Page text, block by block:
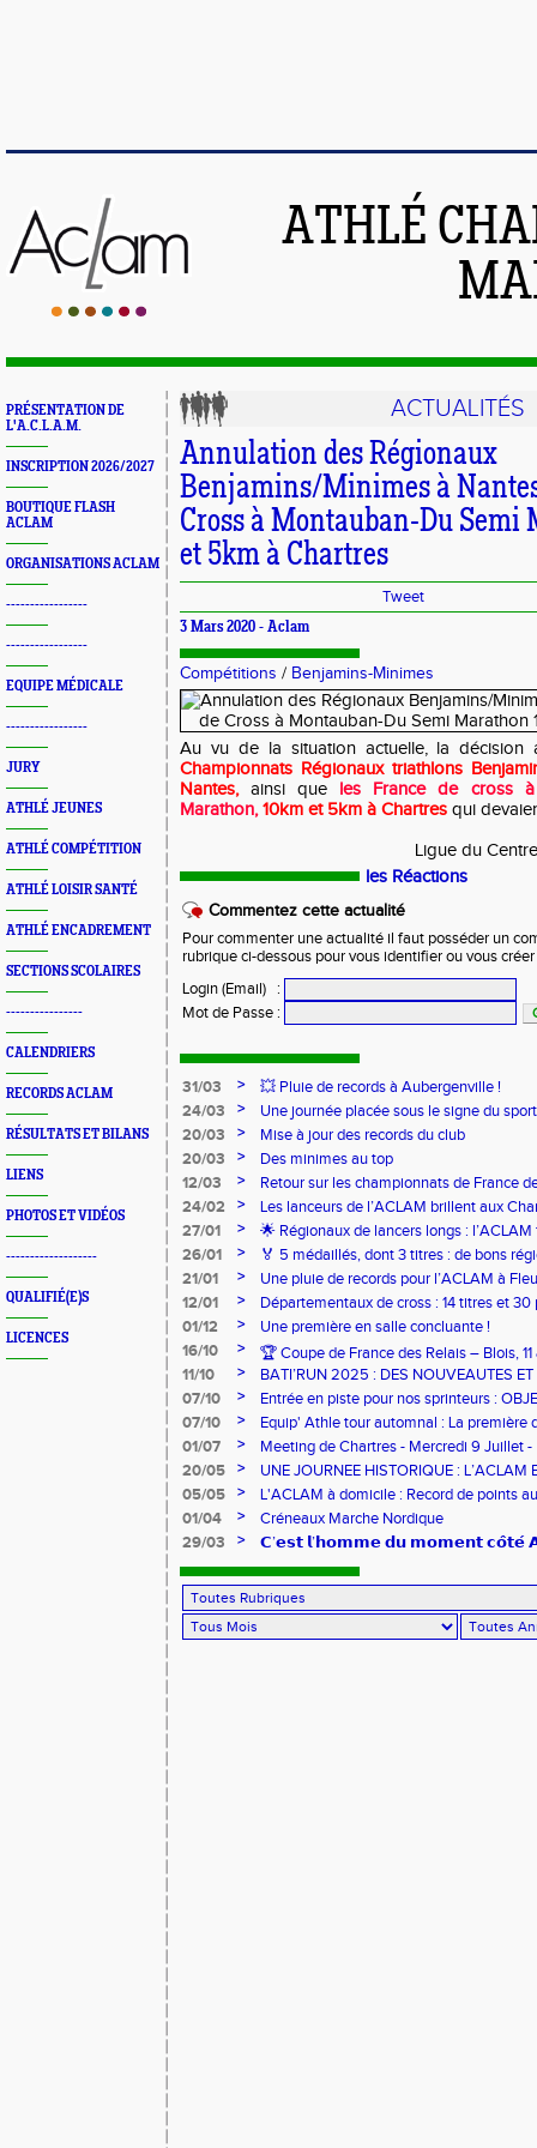
ATHLÉ
PRÉSENTATION DE
L'A.C.L.A.M.
INSCRIPTION 2026/2027
BOUTIQUE FLASH
ACLAM
ORGANISATIONS ACLAM
-----------------
-----------------
EQUIPE MÉDICALE
-----------------
JURY
ATHLÉ JEUNES
ATHLÉ COMPÉTITION
ATHLÉ LOISIR SANTÉ
ATHLÉ ENCADREMENT
SECTIONS SCOLAIRES
----------------
CALENDRIERS
RECORDS ACLAM
RÉSULTATS ET BILANS
LIENS
PHOTOS ET VIDÉOS
-------------------
QUALIFIÉ(E)S
LICENCES
ACTUALITÉS
Annulation des Régionaux
Benjamins/Minimes à
Cross à Montauban-Du Semi
et 5km à Chartres
Tweet
3 Mars 2020 - Aclam
Compétitions / Benjamins-Minimes
Au vu de la situation actuelle, la
Championnats Régionaux triathlons
Nantes,ainsi que les France de cross
Marathon, 10km et 5km à Chartres qui
Ligue du
les Réactions
Commentez cette actualité
Pour commenter une actualité il faut posséder un
rubrique ci-dessous pour vous identifier ou vous
Login (Email)
:
Mot de Passe :
31/03 >
💥 Pluie de records à Aubergenville !
24/03
>
Une journée placée sous le signe du
20/03
>
Mise à jour des records du club
20/03
>
Des minimes au top
12/03
>
Retour sur les championnats de France
24/02
>
Les lanceurs de l’ACLAM brillent aux
Lancers Longs à Nice
27/01 >
🌟 Régionaux de lancers longs :
sur-Loire
26/01 >
🏅 5 médaillés, dont 3 titres : de bons
pour l’Aclam !
21/01 >
Une pluie de records pour l’ACLAM à
12/01
>
Départementaux de cross : 14 titres et 30
01/12
>
Une première en salle concluante !
16/10
>
🏆 Coupe de France des Relais – Blois,
11/10
>
BATI’RUN 2025 : DES NOUVEAUTES
07/10
>
Entrée en piste pour nos sprinteurs :
FRANCE !
07/10 >
Equip' Athle tour automnal : La première
jeunes !
01/07 >
Meeting de Chartres - Mercredi 9 Juillet
20/05
>
UNE JOURNEE HISTORIQUE : L’ACLAM
05/05
>
L'ACLAM à domicile : Record de points
01/04
>
Créneaux Marche Nordique
29/03
> 𝗖’𝗲𝘀𝘁 𝗹’𝗵𝗼𝗺𝗺𝗲 𝗱𝘂 𝗺𝗼𝗺𝗲𝗻𝘁 𝗰𝗼̂𝘁𝗲́